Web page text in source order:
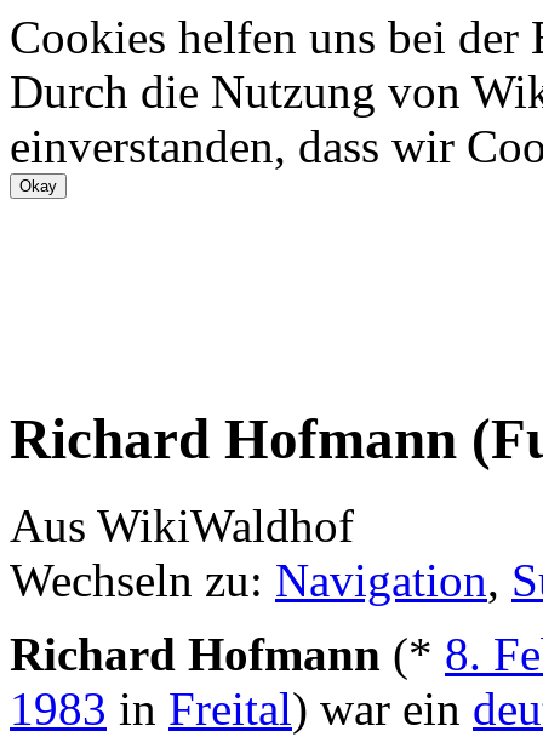
Cookies helfen uns bei
Durch die Nutzung von
einverstanden, dass wir
Richard Hofmann
Aus WikiWaldhof
Wechseln zu: Navigation,
Richard Hofmann (* 8.
1983 in Freital) war ein